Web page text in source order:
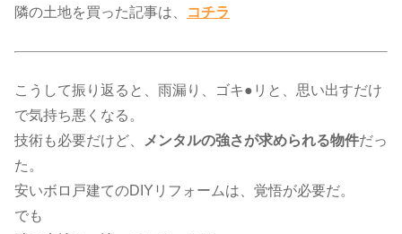
隣の土地を買った記事は、​
コチラ
こうして振り返ると、雨漏り、ゴキ●リと、思い出すだけ
で気持ち悪くなる。
技術も必要だけど、
メンタルの強さが求められる物件だっ
た。
安いボロ戸建てのDIYリフォームは、覚悟が必要だ。
でも